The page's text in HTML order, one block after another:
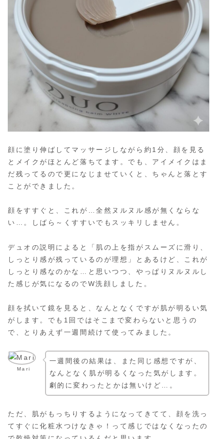
顔に塗り伸ばしてマッサージしながら約1分、顔を見る
とメイクがほとんど落ちてます。でも、アイメイクはま
だ残ってるので更になじませていくと、ちゃんと落とす
ことができました。
顔をすすぐと、これが…全然ヌルヌル感が無くならな
い…。しばら～くすすいでもスッキリしません。
デュオの説明によると「肌の上を指がスムーズに滑り、
しっとり感が残っているのが理想」とあるけど、これが
しっとり感なのかな…と思いつつ、やっぱりヌルヌルし
た感じが気になるのでW洗顔しました。
顔を拭いて鏡を見ると、なんとなくですが肌が明るい気
がします。でも1回ではそこまで変わらないと思うの
で、とりあえず一週間続けて使ってみました。
Mari
一週間後の結果は、また同じ感想ですが、
なんとなく肌が明るくなった気がします。
劇的に変わったとかは無いけど…。
ただ、肌がもっちりするようになってきてて、顔を洗っ
てすぐに化粧水つけなきゃ！って感じではなくなったの